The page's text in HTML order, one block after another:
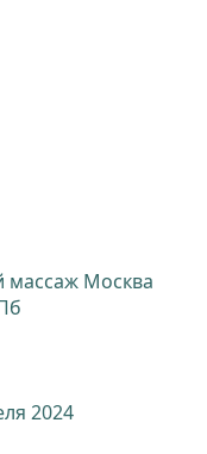
массаж Москва
2024